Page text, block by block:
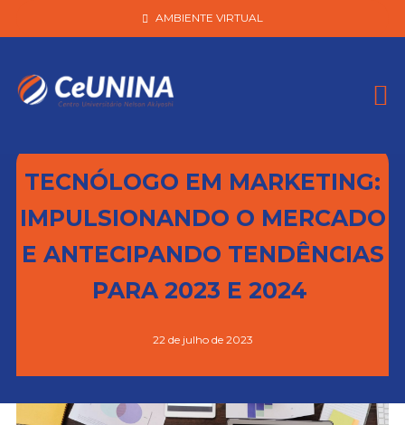
AMBIENTE VIRTUAL
TECNÓLOGO EM MARKETING:
IMPULSIONANDO O MERCADO
E ANTECIPANDO TENDÊNCIAS
PARA 2023 E 2024
22 de julho de 2023